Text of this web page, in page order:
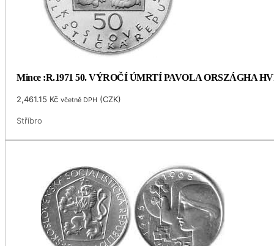
Mince :R.1971 50. VÝROČÍ ÚMRTÍ PAVOLA ORSZÁGHA
2,461.15 Kč včetně DPH (CZK)
Stříbro